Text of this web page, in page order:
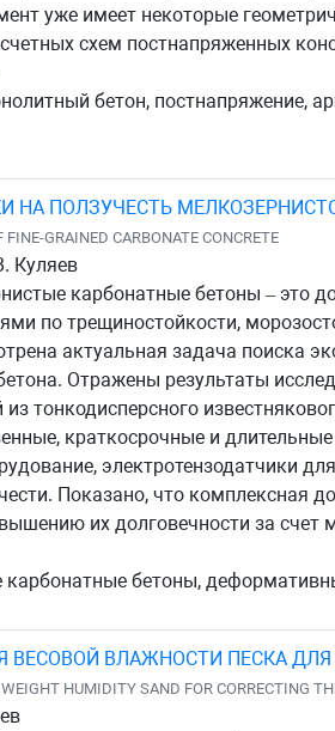
уже имеет некоторые
схем постнапряженных
бетон, постнапряжение,
НА ПОЛЗУЧЕСТЬ
GRAINED CARBONATE CONCRETE
Куляев
карбонатные бетоны – это
по трещиностойкости,
актуальная задача поиска
Отражены результаты
тонкодисперсного
краткосрочные и
электротензодатчики
Показано, что комплексная
их долговечности за
бетоны,
ВЕСОВОЙ ВЛАЖНОСТИ ПЕСКА
HUMIDITY SAND FOR CORRECTING